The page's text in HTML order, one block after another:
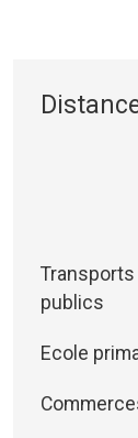
Transports
publics
Ecole